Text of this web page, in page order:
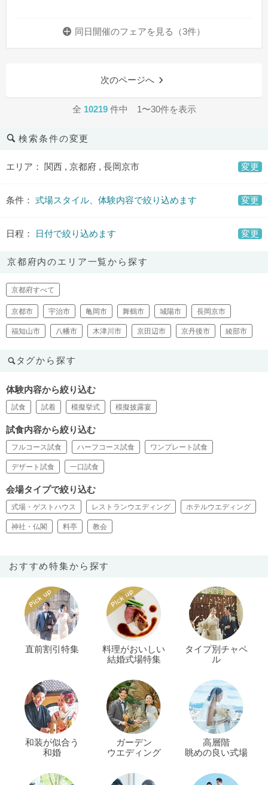
同日開催のフェアを 見る（3件）
次のページへ
全 10219 件中 1〜30件を表示
検索条件の変更
エリア： 関西 , 京都府 , 長岡京市 変更
条件： 式場スタイル、体験内容で絞り込めます 変更
日程： 日付で絞り込めます 変更
京都府内のエリア一覧から探す
京都府すべて
京都市 宇治市 亀岡市 舞鶴市 城陽市 長岡京市
福知山市 八幡市 木津川市 京田辺市 京丹後市 綾部市
タグから探す
体験内容から絞り込む
試食 試着 模擬挙式 模擬披露宴
試食内容から絞り込む
フルコース試食 ハーフコース試食 ワンプレート試食
デザート試食 一口試食
会場タイプで絞り込む
式場・ゲストハウス レストランウエディング ホテルウエディング
神社・仏閣 料亭 教会
おすすめ特集から探す
直前割引特集
料理がおいしい
結婚式場特集
タイプ別チャペ
ル
和装が似合う
和婚
ガーデン
ウエディング
高層階
眺めの良い式場